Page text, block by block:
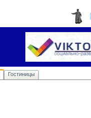
Гостиницы